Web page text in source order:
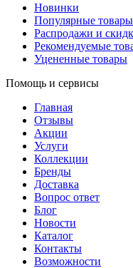
Новинки
Популярные товары
Распродажи и
Рекомендуемые
Уцененные товары
Помощь и сервисы
Главная
Отзывы
Акции
Услуги
Коллекции
Бренды
Доставка
Вопрос ответ
Блог
Новости
Каталог
Контакты
Возможности